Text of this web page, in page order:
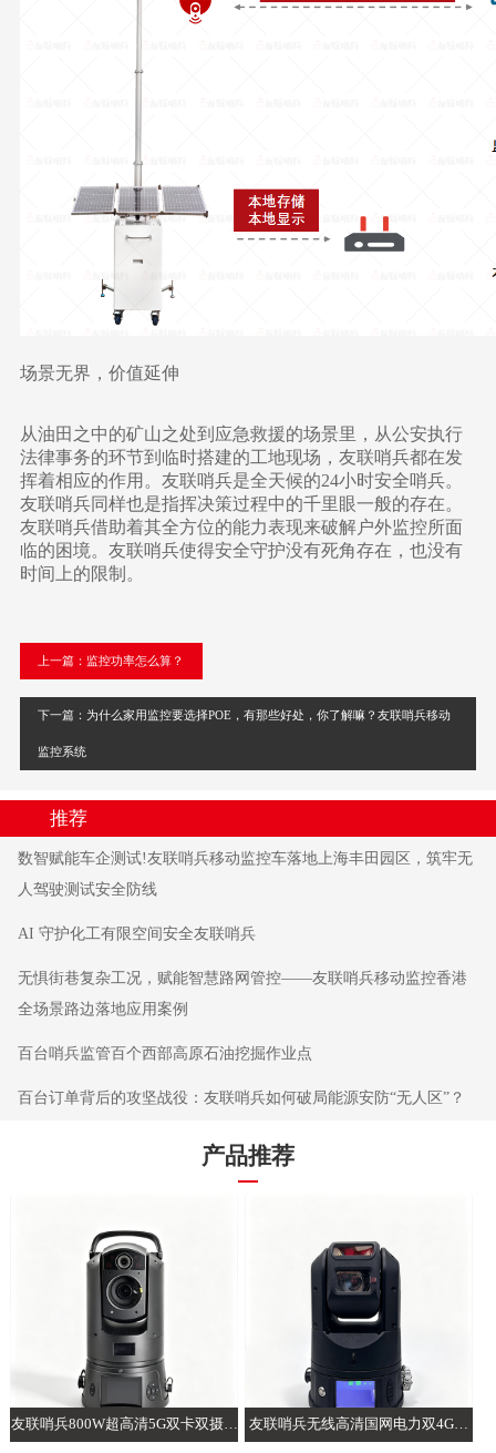
场景无界，价值延伸
从油田之中的矿山之处到应急救援的场景里，从公安执行
法律事务的环节到临时搭建的工地现场，友联哨兵都在发
挥着相应的作用。友联哨兵是全天候的24小时安全哨兵。
友联哨兵同样也是指挥决策过程中的千里眼一般的存在。
友联哨兵借助着其全方位的能力表现来破解户外监控所面
临的困境。友联哨兵使得安全守护没有死角存在，也没有
时间上的限制。
上一篇：监控功率怎么算？
下一篇：为什么家用监控要选择POE，有那些好处，你了解嘛？友联哨兵移动
监控系统
推荐
数智赋能车企测试!友联哨兵移动监控车落地上海丰田园区，筑牢无
人驾驶测试安全防线
AI 守护化工有限空间安全友联哨兵
无惧街巷复杂工况，赋能智慧路网管控——友联哨兵移动监控香港
全场景路边落地应用案例
百台哨兵监管百个西部高原石油挖掘作业点
百台订单背后的攻坚战役：友联哨兵如何破局能源安防“无人区”？
产品推荐
友联哨兵800W超高清5G双卡双摄AI 友联哨兵无线高清国网电力双4G智